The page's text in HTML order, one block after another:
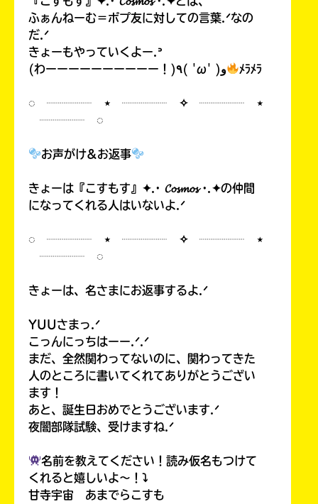
ふぁんねーむ＝ポプ友に対しての言葉.ᐟなの
だ.ᐟ
きょーもやっていくよー.ᐣ
(わーーーーーーーーーー！)٩( 'ω' )و
ﾒﾗﾒﾗ
◌ ┈┈┈┈ ⋆ ┈┈┈┈ ✧ ┈┈┈┈ ⋆
┈┈┈┈ ◌
お声がけ&お返事
きょーは『こすもす』✦.· 𝓒𝓸𝓼𝓶𝓸𝓼 ·.✦の仲間
になってくれる人はいないよ.ᐟ
◌ ┈┈┈┈ ⋆ ┈┈┈┈ ✧ ┈┈┈┈ ⋆
┈┈┈┈ ◌
きょーは、名さまにお返事するよ.ᐟ
YUUさまっ.ᐟ
こっんにっちはーー.ᐟ.ᐟ
まだ、全然関わってないのに、関わってきた
人のところに書いてくれてありがとうござい
ます！
あと、誕生日おめでとうございます.ᐟ
夜闇部隊試験、受けますね.ᐟ
名前を教えてください！読み仮名もつけて
くれると嬉しいよ〜！⤵︎
甘寺宇宙 あまでらこすも